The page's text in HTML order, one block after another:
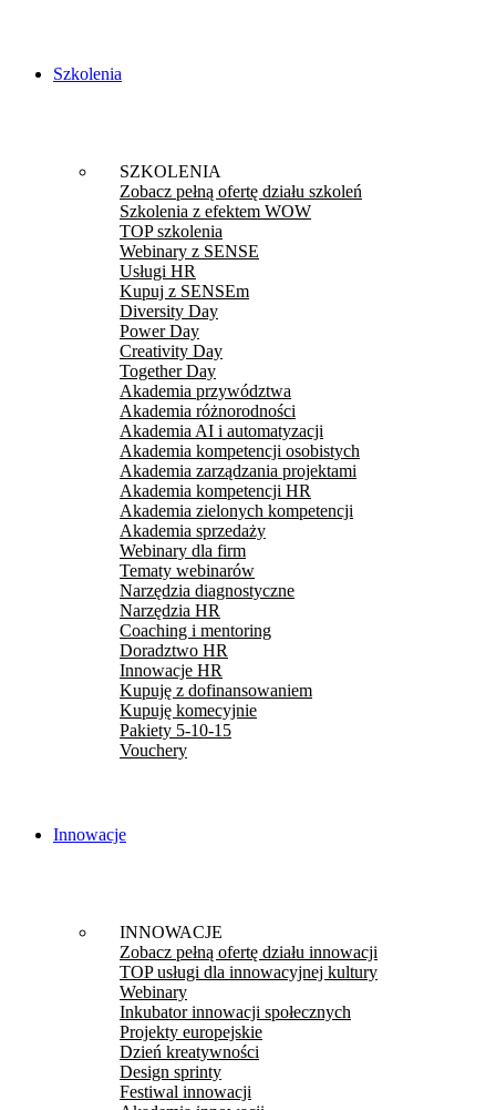
Szkolenia
SZKOLENIA
Zobacz pełną ofertę działu szkoleń
Szkolenia z efektem WOW
TOP szkolenia
Webinary z SENSE
Usługi HR
Kupuj z SENSEm
Diversity Day
Power Day
Creativity Day
Together Day
Akademia przywództwa
Akademia różnorodności
Akademia AI i automatyzacji
Akademia kompetencji osobistych
Akademia zarządzania projektami
Akademia kompetencji HR
Akademia zielonych kompetencji
Akademia sprzedaży
Webinary dla firm
Tematy webinarów
Narzędzia diagnostyczne
Narzędzia HR
Coaching i mentoring
Doradztwo HR
Innowacje HR
Kupuję z dofinansowaniem
Kupuję komecyjnie
Pakiety 5-10-15
Vouchery
Innowacje
INNOWACJE
Zobacz pełną ofertę działu innowacji
TOP usługi dla innowacyjnej kultury
Webinary
Inkubator innowacji społecznych
Projekty europejskie
Dzień kreatywności
Design sprinty
Festiwal innowacji